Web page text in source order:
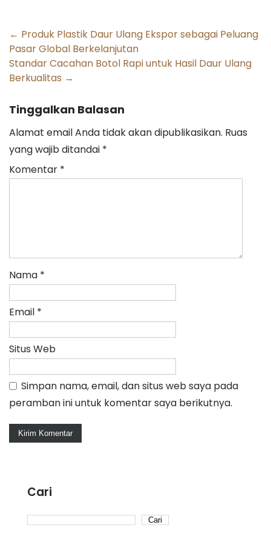
Post
navigation
← Produk Plastik Daur Ulang Ekspor sebagai Peluang
Pasar Global Berkelanjutan
Standar Cacahan Botol Rapi untuk Hasil Daur Ulang
Berkualitas →
Tinggalkan Balasan
Alamat email Anda tidak akan dipublikasikan. Ruas
yang wajib ditandai *
Komentar *
Nama *
Email *
Situs Web
Simpan nama, email, dan situs web saya pada
peramban ini untuk komentar saya berikutnya.
Cari
Cari